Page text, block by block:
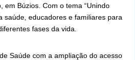
em Búzios. Com o tema “Unindo
saúde, educadores e familiares para
fases da vida.
Saúde com a ampliação do acesso